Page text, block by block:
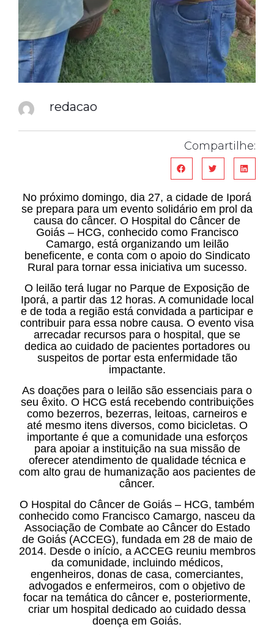
redacao
Compartilhe:
No próximo domingo, dia 27, a cidade de Iporá
se prepara para um evento solidário em prol da
causa do câncer. O Hospital do Câncer de
Goiás – HCG, conhecido como Francisco
Camargo, está organizando um leilão
beneficente, e conta com o apoio do Sindicato
Rural para tornar essa iniciativa um sucesso.
O leilão terá lugar no Parque de Exposição de
Iporá, a partir das 12 horas. A comunidade local
e de toda a região está convidada a participar e
contribuir para essa nobre causa. O evento visa
arrecadar recursos para o hospital, que se
dedica ao cuidado de pacientes portadores ou
suspeitos de portar esta enfermidade tão
impactante.
As doações para o leilão são essenciais para o
seu êxito. O HCG está recebendo contribuições
como bezerros, bezerras, leitoas, carneiros e
até mesmo itens diversos, como bicicletas. O
importante é que a comunidade una esforços
para apoiar a instituição na sua missão de
oferecer atendimento de qualidade técnica e
com alto grau de humanização aos pacientes de
câncer.
O Hospital do Câncer de Goiás – HCG, também
conhecido como Francisco Camargo, nasceu da
Associação de Combate ao Câncer do Estado
de Goiás (ACCEG), fundada em 28 de maio de
2014. Desde o início, a ACCEG reuniu membros
da comunidade, incluindo médicos,
engenheiros, donas de casa, comerciantes,
advogados e enfermeiros, com o objetivo de
focar na temática do câncer e, posteriormente,
criar um hospital dedicado ao cuidado dessa
doença em Goiás.